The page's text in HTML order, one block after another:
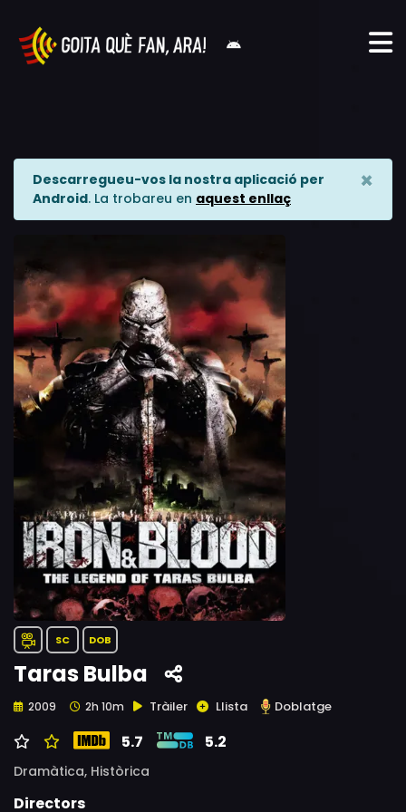
Descarregueu-vos la nostra aplicació per
Android. La trobareu en aquest enllaç
×
SC DOB
Taras Bulba
2009 2h 10m Tràiler Llista Doblatge
5.7 5.2
Dramàtica, Històrica
Directors